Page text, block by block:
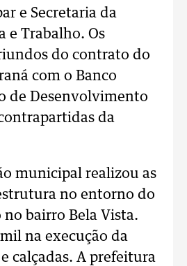
e Secretaria da
e Trabalho. Os
do contrato do
com o Banco
de Desenvolvimento
da
municipal realizou as
no entorno do
bairro Bela Vista.
na execução da
calçadas. A prefeitura